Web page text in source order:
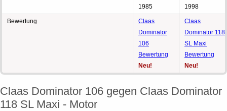
1985
1998
Bewertung
Claas
Dominator
106
Bewertung
Neu!
Claas
Dominator 118
SL Maxi
Bewertung
Neu!
Claas Dominator 106 gegen Claas Dominator
118 SL Maxi - Motor